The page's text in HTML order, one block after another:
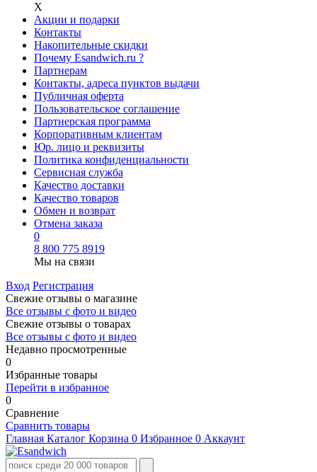
Х
Акции и подарки
Контакты
Накопительные скидки
Почему Esandwich.ru ?
Партнерам
Контакты, адреса пунктов выдачи
Публичная оферта
Пользовательское соглашение
Партнерская программа
Корпоративным клиентам
Юр. лицо и реквизиты
Политика конфиденциальности
Сервисная служба
Качество доставки
Качество товаров
Обмен и возврат
Отмена заказа
0
8 800 775 8919
Мы на связи
Вход Регистрация
Свежие отзывы о магазине
Все отзывы с фото и видео
Свежие отзывы о товарах
Все отзывы c фото и видео
Недавно просмотренные
0
Избранные товары
Перейти в избранное
0
Сравнение
Сравнить товары
Главная Каталог Корзина 0 Избранное 0 Аккаунт